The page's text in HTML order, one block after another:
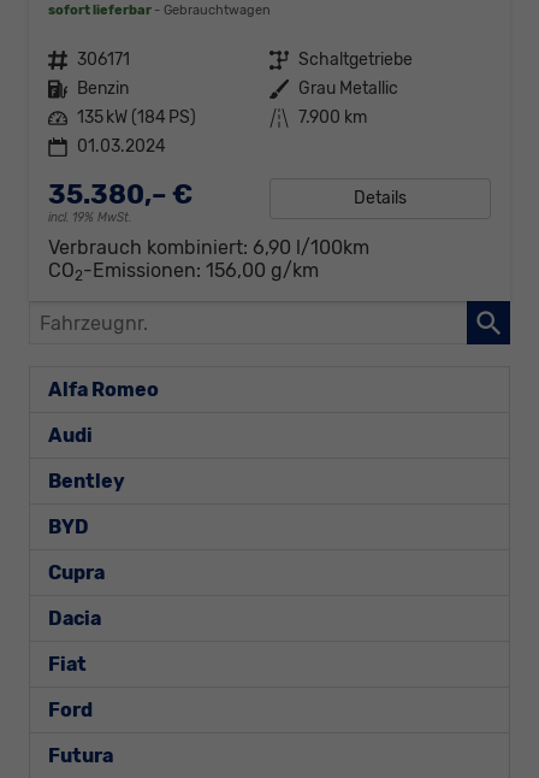
sofort lieferbar Gebrauchtwagen
Fahrzeugnr. 306171 Getriebe Schaltgetriebe
Kraftstoff Benzin Außenfarbe Grau Metallic
Leistung 135 kW (184 PS) Kilometerstand 7.900 km
01.03.2024
35.380,– €
incl. 19% MwSt.
Details
Verbrauch kombiniert: 6,90 l/100km
CO2-Emissionen: 156,00 g/km
Fahrzeugnr.
Alfa Romeo
Audi
Bentley
BYD
Cupra
Dacia
Fiat
Ford
Futura